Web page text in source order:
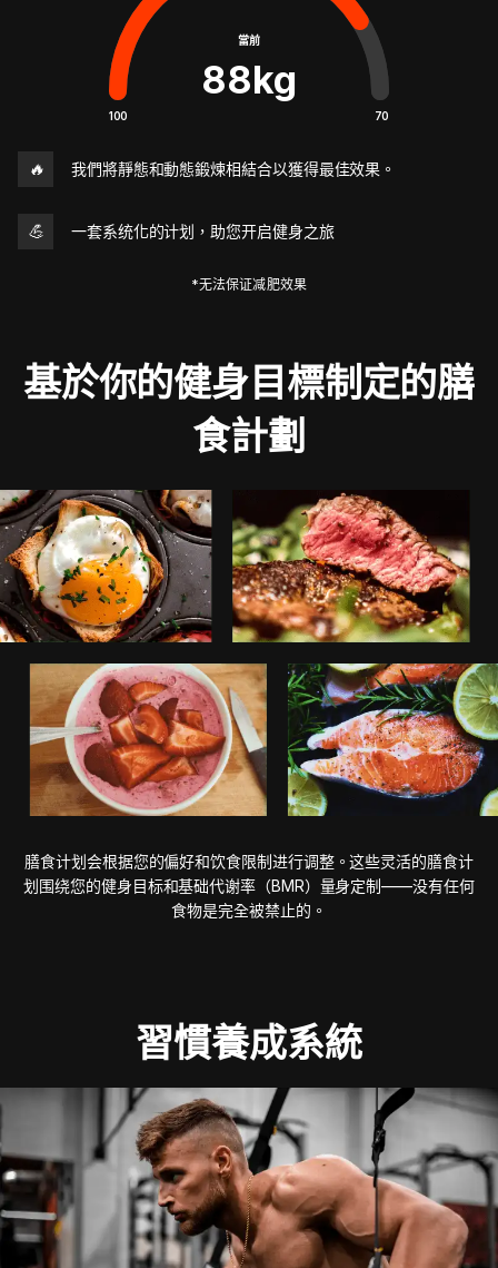
當前
88kg
100 70
🔥 我們將靜態和動態鍛煉相結合以獲得最佳效果。
💪 一套系统化的计划，助您开启健身之旅
*无法保证减肥效果
基於你的健身目標制定的膳
食計劃
膳食计划会根据您的偏好和饮食限制进行调整。这些灵活的膳食计
划围绕您的健身目标和基础代谢率（BMR）量身定制——没有任何
食物是完全被禁止的。
習慣養成系統